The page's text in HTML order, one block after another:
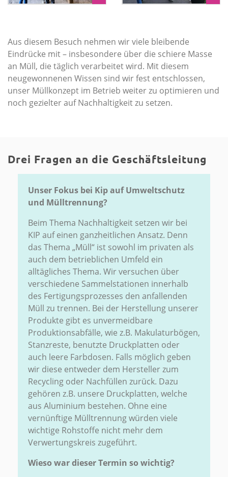
Aus diesem Besuch nehmen wir viele bleibende
Eindrücke mit – insbesondere über die schiere Masse
an Müll, die täglich verarbeitet wird. Mit diesem
neugewonnenen Wissen sind wir fest entschlossen,
unser Müllkonzept im Betrieb weiter zu optimieren und
noch gezielter auf Nachhaltigkeit zu setzen.
Drei Fragen an die Geschäftsleitung
Unser Fokus bei Kip auf Umweltschutz
und Mülltrennung?
Beim Thema Nachhaltigkeit setzen wir bei
KIP auf einen ganzheitlichen Ansatz. Denn
das Thema „Müll“ ist sowohl im privaten als
auch dem betrieblichen Umfeld ein
alltägliches Thema. Wir versuchen über
verschiedene Sammelstationen innerhalb
des Fertigungsprozesses den anfallenden
Müll zu trennen. Bei der Herstellung unserer
Produkte gibt es unvermeidbare
Produktionsabfälle, wie z.B. Makulaturbögen,
Stanzreste, benutzte Druckplatten oder
auch leere Farbdosen. Falls möglich geben
wir diese entweder dem Hersteller zum
Recycling oder Nachfüllen zurück. Dazu
gehören z.B. unsere Druckplatten, welche
aus Aluminium bestehen. Ohne eine
vernünftige Mülltrennung würden viele
wichtige Rohstoffe nicht mehr dem
Verwertungskreis zugeführt.
Wieso war dieser Termin so wichtig?